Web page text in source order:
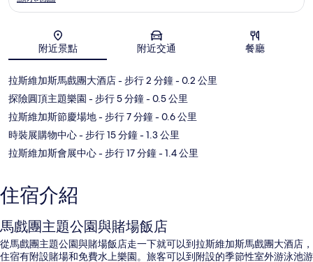
地圖
附近景點 附近交通 餐廳
拉斯維加斯馬戲團大酒店- 步行 2 分鐘- 0.2 公里
探險圓頂主題樂園 - 步行 5 分鐘- 0.5 公里
拉斯維加斯節慶場地- 步行 7 分鐘- 0.6 公里
時裝展購物中心- 步行 15 分鐘- 1.3 公里
拉斯維加斯會展中心- 步行 17 分鐘- 1.4 公里
住宿介紹
馬戲團主題公園與賭場飯店
從馬戲團主題公園與賭場飯店走一下就可以到拉斯維加斯馬戲團大酒店，
住宿有附設賭場和免費水上樂園。旅客可以到附設的季節性室外游泳池游